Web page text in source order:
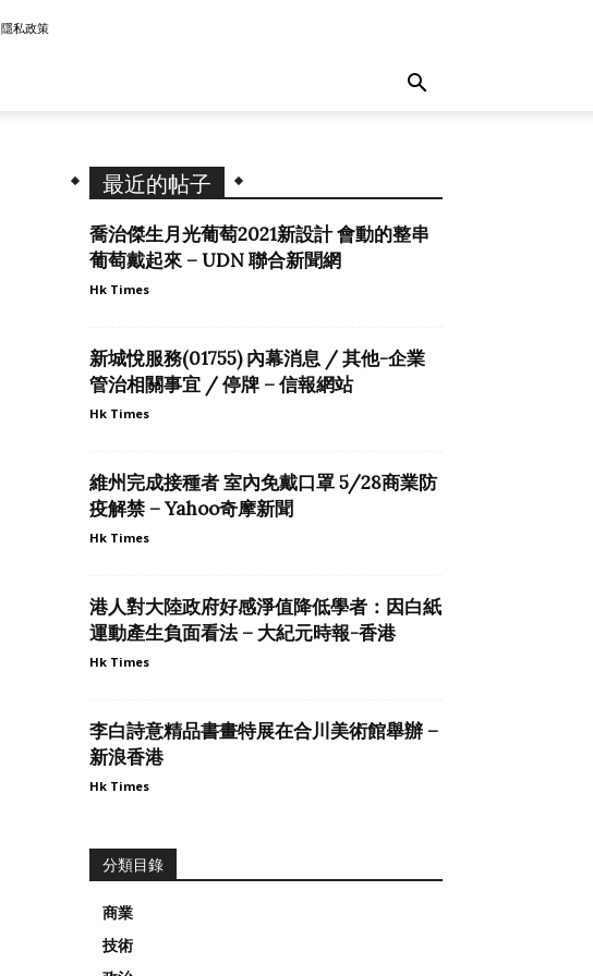
隱私政策
最近的帖子
喬治傑生月光葡萄2021新設計 會動的整串
葡萄戴起來 – UDN 聯合新聞網
Hk Times
新城悅服務(01755) 內幕消息 / 其他-企業
管治相關事宜 / 停牌 – 信報網站
Hk Times
維州完成接種者 室內免戴口罩 5/28商業防
疫解禁 – Yahoo奇摩新聞
Hk Times
港人對大陸政府好感淨值降低學者：因白紙
運動產生負面看法 – 大紀元時報-香港
Hk Times
李白詩意精品書畫特展在合川美術館舉辦 –
新浪香港
Hk Times
分類目錄
商業
技術